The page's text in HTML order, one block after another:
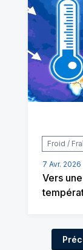
Froid /
7 Avr. 2026
Vers